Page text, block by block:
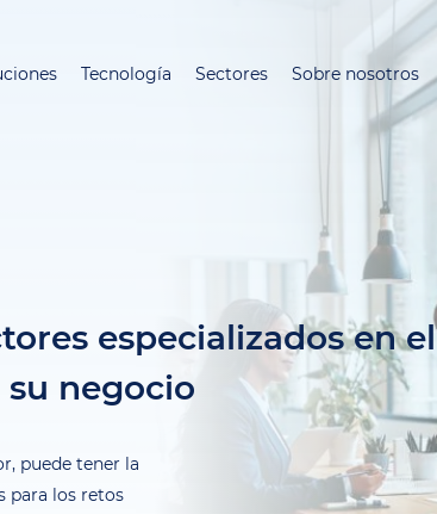
contenido
Tecnología Sectores Sobre nosotros
especializados en el
negocio
puede tener la
para los retos